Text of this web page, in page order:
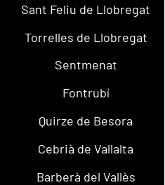
Sant Feliu de Llobregat
Torrelles de Llobregat
Sentmenat
Fontrubí
Quirze de Besora
Cebrià de Vallalta
Barberà del Vallès